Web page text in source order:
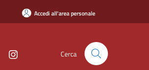
Accedi all'area personale
Cerca